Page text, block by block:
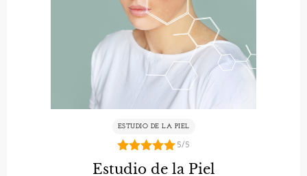
ESTUDIO DE LA PIEL
5.00
de 5
5/5
Estudio de la Piel